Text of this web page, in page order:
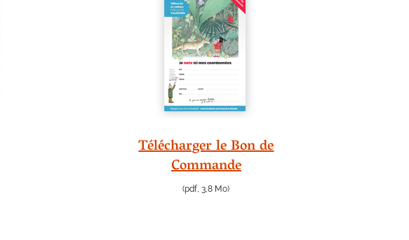
Télécharger le Bon de
Commande
(pdf, 3,8 Mo)